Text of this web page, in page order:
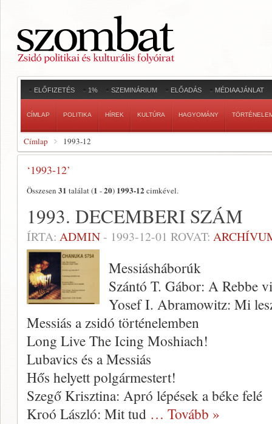
ELŐFIZETÉS 1% SZEMINÁRIUM ELŐADÁS MÉDIAAJÁNLAT
CÍMLAP POLITIKA HÍREK KULTÚRA HAGYOMÁNY
Címlap 1993-12
‘1993-12’
Összesen 31 találat (1 -20) 1993-12 cimkével.
1993. DECEMBERI SZÁM
ÍRTA: ADMIN- 1993-12-01 ROVAT:
Messiásháborúk
Szántó T. Gábor: A Rebbe
Yosef I. Abramowitz: Mi
Messiás a zsidó történelemben
Long Live The Icing Moshiach!
Lubavics és a Messiás
Hős helyett polgármestert!
Szegő Krisztina: Apró lépések a béke felé
Kroó László: Mit tud … Tovább »